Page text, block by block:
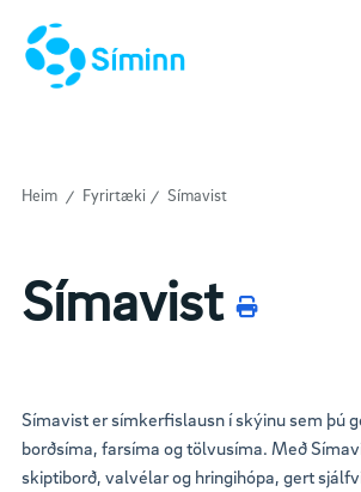
Heim Fyrirtæki Símavist
Símavist
Símavist er símkerfislausn í skýinu sem þú
borðsíma, farsíma og tölvusíma. Með
skiptiborð, valvélar og hringihópa, gert